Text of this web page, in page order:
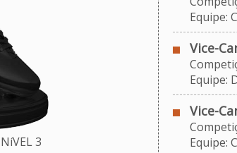
3
Equipe:
Vice-
Equipe:
Vice-
Equipe: